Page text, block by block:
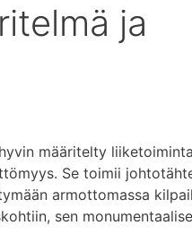
ja
määritelty
Se toimii
armottomassa
sen